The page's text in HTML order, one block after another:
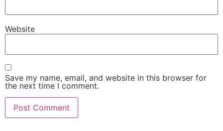
Website
Save my name, email, and website in this browser for
the next time I comment.